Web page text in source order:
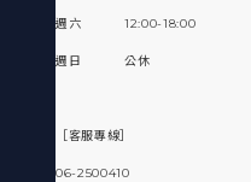
週六 12:00-18:00
週日 公休
［客服專線］
06-2500410